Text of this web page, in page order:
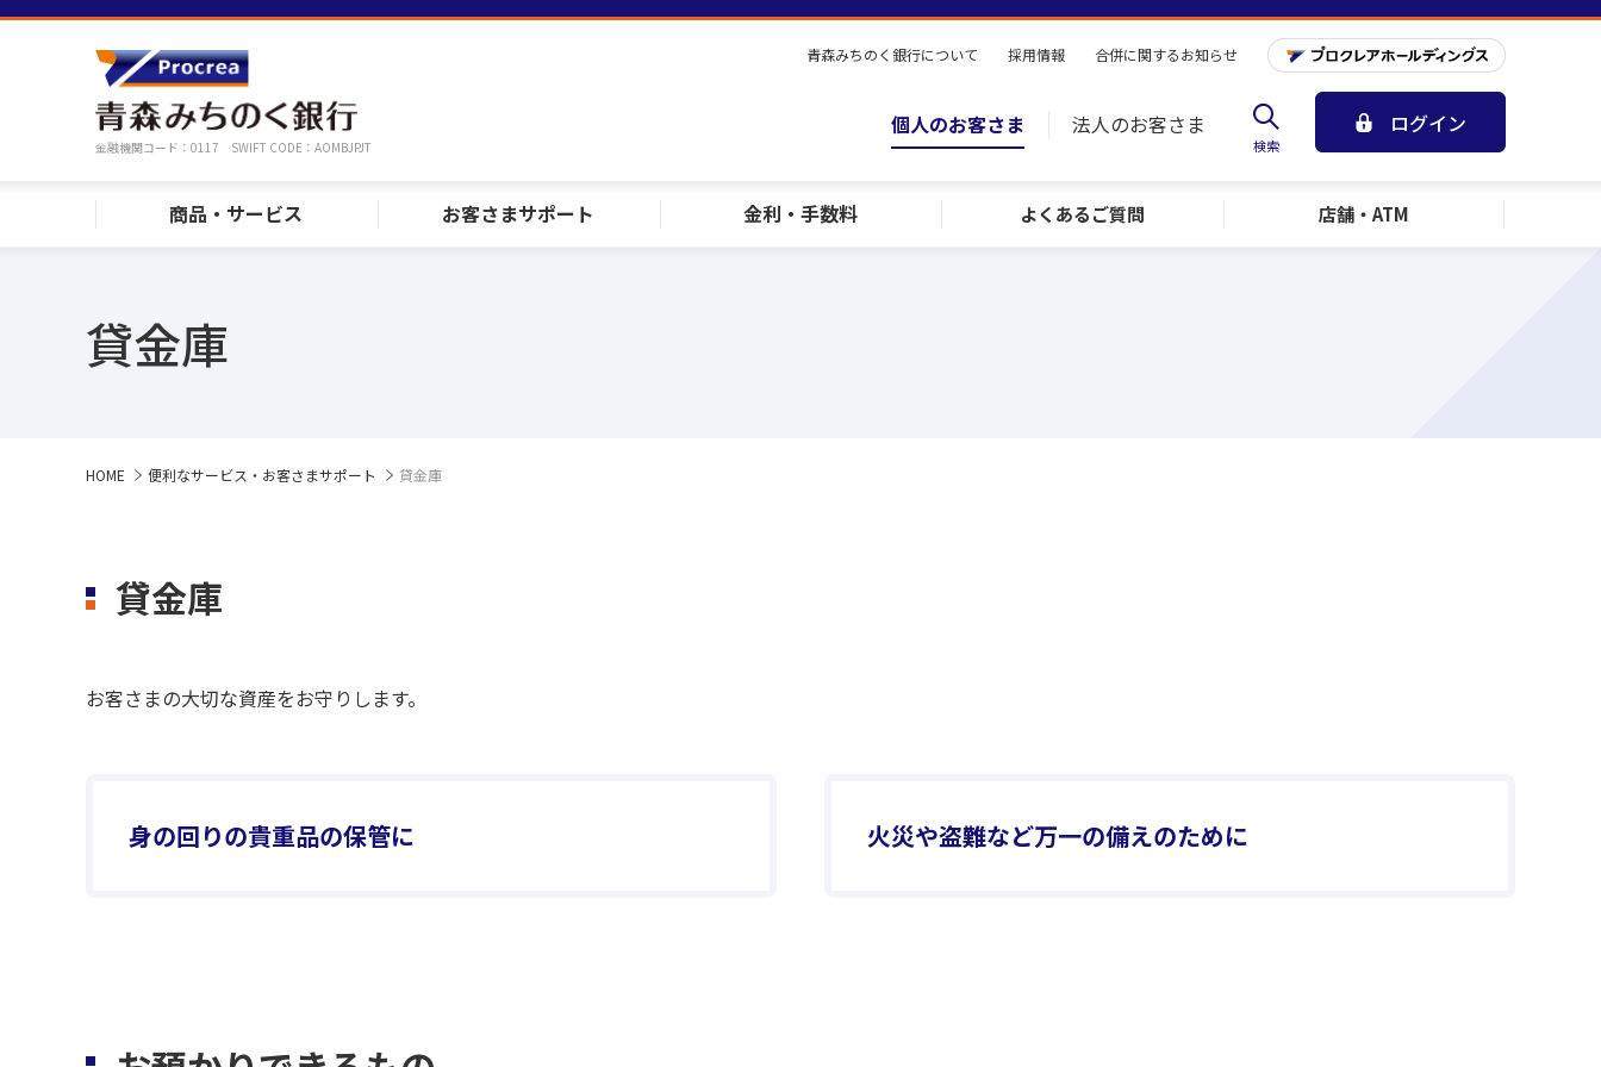
金融機関コード：0117 SWIFT CODE：AOMBJPJT
商品・サービス お客さまサポート 金利・手数料 よくあるご質問 店舗・ATM
青森みちのく銀行について 採用情報 合併に関するお知らせ
個人のお客さま 法人のお客さま
検索
ログイン
貸金庫
HOME 便利なサービス・お客さまサポート 貸金庫
貸金庫
お客さまの大切な資産をお守りします。
身の回りの貴重品の保管に 火災や盗難など万一の備えのために